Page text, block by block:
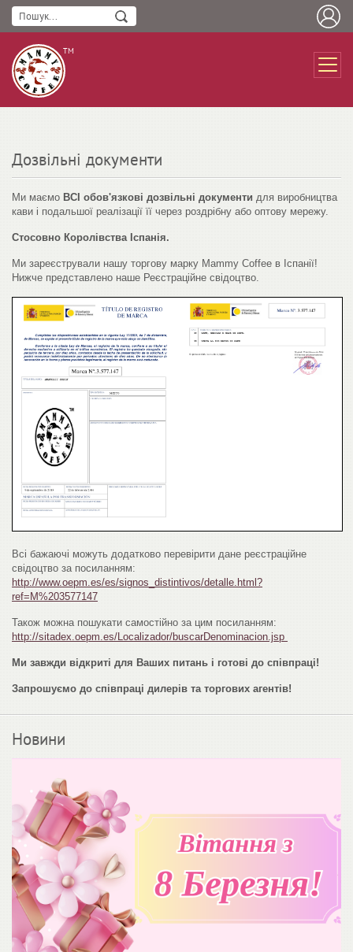
ТМ
Дозвільні документи
Ми маємо ВСІ обов'язкові дозвільні документи для виробництва
кави і подальшої реалізації її через роздрібну або оптову мережу.
Стосовно Королівства Іспанія.
Ми зареєстрували нашу торгову марку Mammy Coffee в Іспанії!
Нижче представлено наше Реєстраційне свідоцтво.
Всі бажаючі можуть додатково перевірити дане реєстраційне
свідоцтво за посиланням:
http://www.oepm.es/es/signos_distintivos/detalle.html?
ref=M%203577147
Також можна пошукати самостійно за цим посиланням:
http://sitadex.oepm.es/Localizador/buscarDenominacion.jsp
Ми завжди відкриті для Ваших питань і готові до співпраці!
Запрошуємо до співпраці дилерів та торгових агентів!
Новини